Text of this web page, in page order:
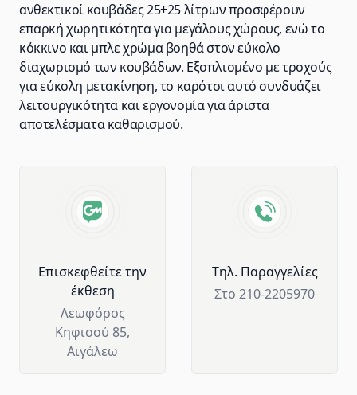
ανθεκτικοί κουβάδες 25+25 λίτρων προσφέρουν
επαρκή χωρητικότητα για μεγάλους χώρους, ενώ το
κόκκινο και μπλε χρώμα βοηθά στον εύκολο
διαχωρισμό των κουβάδων. Εξοπλισμένο με τροχούς
για εύκολη μετακίνηση, το καρότσι αυτό συνδυάζει
λειτουργικότητα και εργονομία για άριστα
αποτελέσματα καθαρισμού.
Επισκεφθείτε την
έκθεση
Λεωφόρος
Κηφισού 85,
Αιγάλεω
Tηλ. Παραγγελίες
Στο 210-2205970